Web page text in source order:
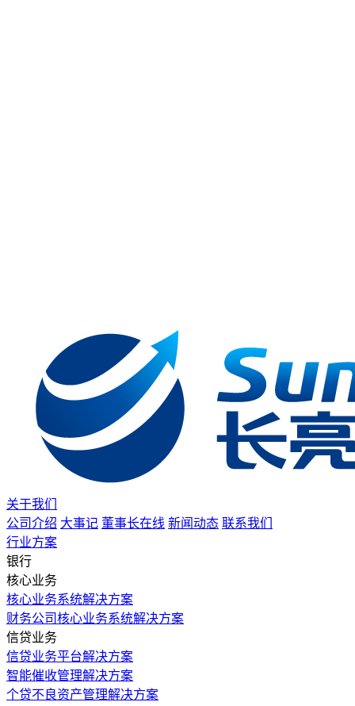
关于我们
公司介绍 大事记 董事长在线 新闻动态 联系我们
行业方案
银行
核心业务
核心业务系统解决方案
财务公司核心业务系统解决方案
信贷业务
信贷业务平台解决方案
智能催收管理解决方案
个贷不良资产管理解决方案